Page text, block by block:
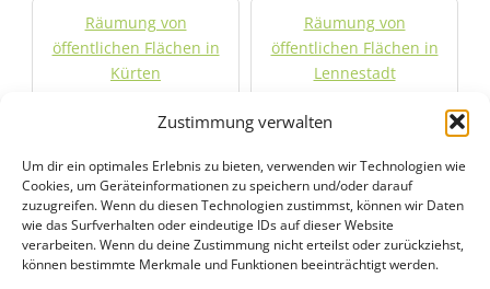
Zustimmung verwalten
Um dir ein optimales Erlebnis zu bieten, verwenden wir Technologien wie
Cookies, um Geräteinformationen zu speichern und/oder darauf
zuzugreifen. Wenn du diesen Technologien zustimmst, können wir Daten
wie das Surfverhalten oder eindeutige IDs auf dieser Website
verarbeiten. Wenn du deine Zustimmung nicht erteilst oder zurückziehst,
können bestimmte Merkmale und Funktionen beeinträchtigt werden.
Räumung von
öffentlichen Flächen in
Kürten
Räumung von
öffentlichen Flächen in
Lennestadt
Räumung von
öffentlichen Flächen in
Lindlar
Räumung von
öffentlichen Flächen in
Lohmar
Räumung von
öffentlichen Flächen in
Räumung von
öffentlichen Flächen in